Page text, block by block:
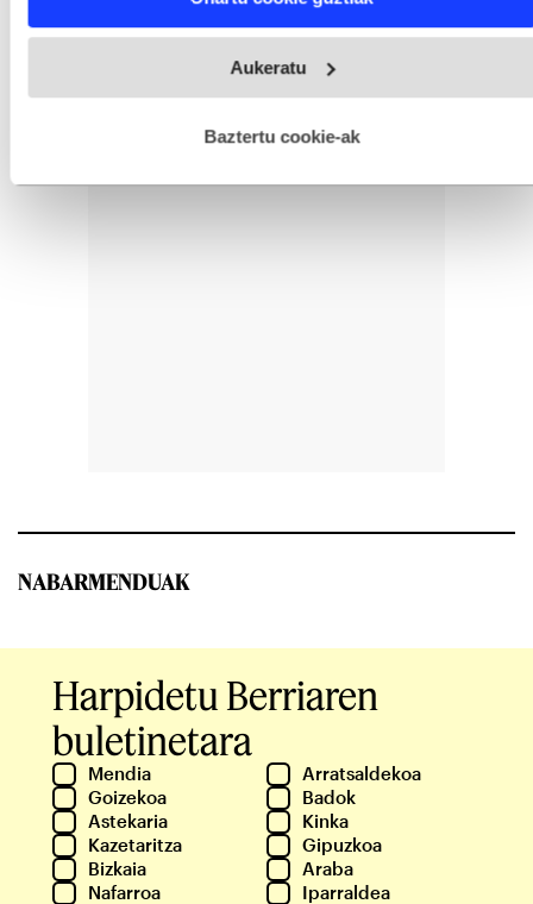
and set your preferences in thedetails section
fitxategiak erabiltzen ditu. Zure esperientzia eta zerbitzuak
esplizitua ematen diguzu.Gehiago irakurri
Aukeratu
Baztertu cookie-ak
NABARMENDUAK
Harpidetu Berriaren
buletinetara
Mendia
Arratsaldekoa
Goizekoa
Badok
Astekaria
Kinka
Kazetaritza
Gipuzkoa
Bizkaia
Araba
Nafarroa
Iparraldea